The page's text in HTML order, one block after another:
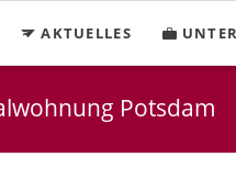
AKTUELLES
Potsdam